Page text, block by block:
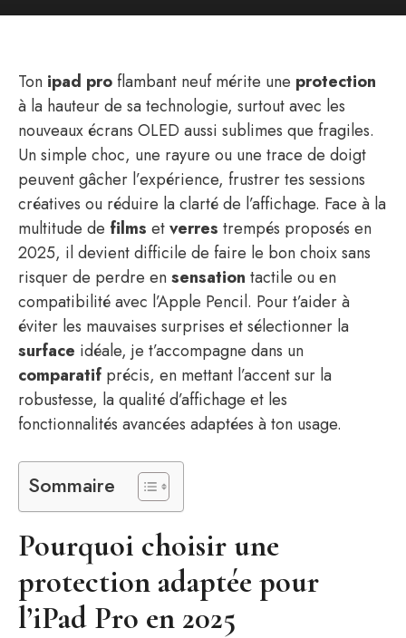
Ton ipad proflambant neuf mérite une protection
à la hauteur de sa technologie, surtout avec les
nouveaux écrans OLED aussi sublimes que fragiles.
Un simple choc, une rayure ou une trace de doigt
peuvent gâcher l’expérience, frustrer tes sessions
créatives ou réduire la clarté de l’affichage. Face à la
multitude de films etverres trempés proposés en
2025, il devient difficile de faire le bon choix sans
risquer de perdre ensensation tactile ou en
compatibilité avec l’Apple Pencil. Pour t’aider à
éviter les mauvaises surprises et sélectionner la
surface idéale, je t’accompagne dans un
comparatif précis, en mettant l’accent sur la
robustesse, la qualité d’affichage et les
fonctionnalités avancées adaptées à ton usage.
Sommaire
Pourquoi choisir une
protection adaptée pour
l’iPad Pro en 2025